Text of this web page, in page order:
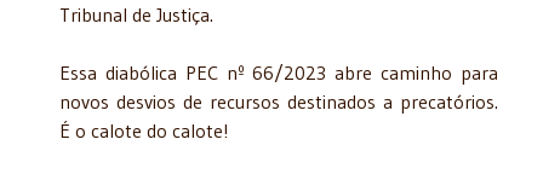
Tribunal de Justiça.
Essa diabólica PEC nº 66/2023 abre caminho para
novos desvios de recursos destinados a precatórios.
É o calote do calote!